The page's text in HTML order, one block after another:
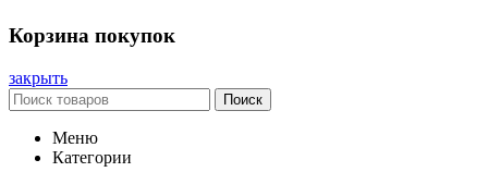
Корзина покупок
закрыть
Поиск
Меню
Категории